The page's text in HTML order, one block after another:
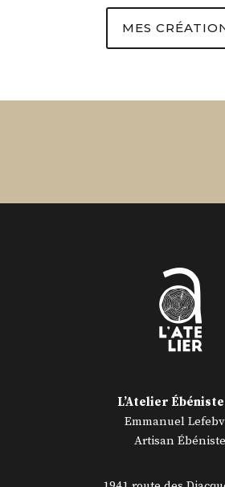
MES
L’Atelier
Emmanuel
Artisan Ébéniste